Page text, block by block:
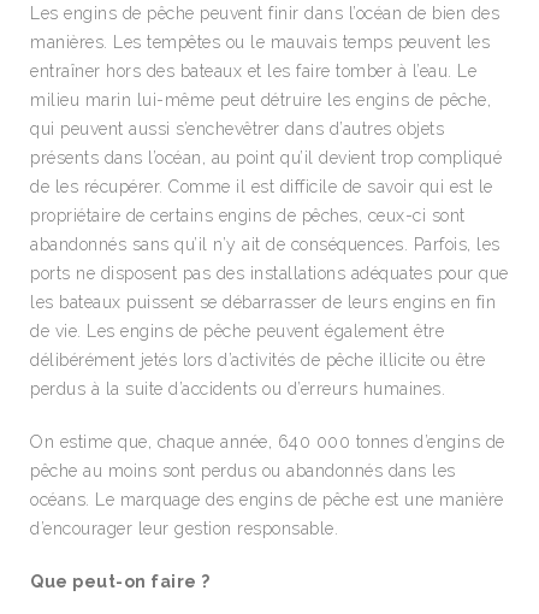
Les engins de pêche peuvent finir dans l’océan de bien des
manières. Les tempêtes ou le mauvais temps peuvent les
entraîner hors des bateaux et les faire tomber à l’eau. Le
milieu marin lui-même peut détruire les engins de pêche,
qui peuvent aussi s’enchevêtrer dans d’autres objets
présents dans l’océan, au point qu’il devient trop compliqué
de les récupérer. Comme il est difficile de savoir qui est le
propriétaire de certains engins de pêches, ceux-ci sont
abandonnés sans qu’il n’y ait de conséquences. Parfois, les
ports ne disposent pas des installations adéquates pour que
les bateaux puissent se débarrasser de leurs engins en fin
de vie. Les engins de pêche peuvent également être
délibérément jetés lors d’activités de pêche illicite ou être
perdus à la suite d’accidents ou d’erreurs humaines.
On estime que, chaque année, 640 000 tonnes d’engins de
pêche au moins sont perdus ou abandonnés dans les
océans. Le marquage des engins de pêche est une manière
d’encourager leur gestion responsable.
Que peut-on faire ?